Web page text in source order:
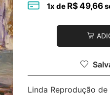
1x de R$49,66
Linda Reprodução